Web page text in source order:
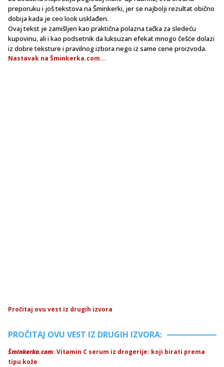
preporuku i još tekstova na Šminkerki, jer se najbolji rezultat obično
dobija kada je ceo look usklađen.
Ovaj tekst je zamišljen kao praktična polazna tačka za sledeću
kupovinu, ali i kao podsetnik da luksuzan efekat mnogo češće dolazi
iz dobre teksture i pravilnog izbora nego iz same cene proizvoda.
Nastavak na Šminkerka.com...
Pročitaj ovu vest iz drugih izvora
PROČITAJ OVU VEST IZ DRUGIH IZVORA:
Šminkerka.com: Vitamin C serum iz drogerije: koji birati prema
tipu kože